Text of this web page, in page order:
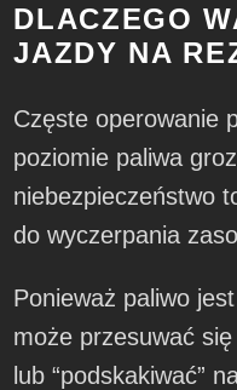
DLACZEGO
JAZDY NA
Częste operowanie
poziomie paliwa
niebezpieczeństwo
do wyczerpania
Ponieważ paliwo
może przesuwać
lub “podskakiwać”